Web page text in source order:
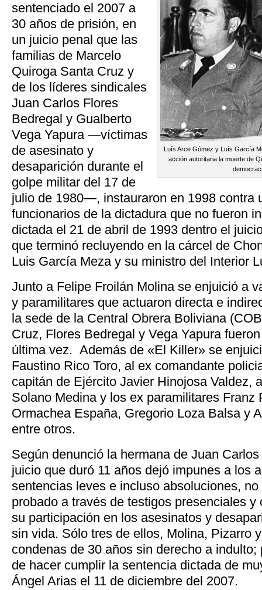
Luís Arce Gómez y Luís García
acción autoritaria la muerte de
sentenciado el 2007 a
30 años de prisión, en
un juicio penal que las
familias de Marcelo
Quiroga Santa Cruz y
de los líderes sindicales
Juan Carlos Flores
Bedregal y Gualberto
Vega Yapura —víctimas
de asesinato y
desaparición durante el
golpe militar del 17 de
julio de 1980—, instauraron en 1998 contra
funcionarios de la dictadura que no fueron
dictada el 21 de abril de 1993 dentro el
que terminó recluyendo en la cárcel de
Luis García Meza y su ministro del Interior
Junto a Felipe Froilán Molina se enjuició a
y paramilitares que actuaron directa e
la sede de la Central Obrera Boliviana
Cruz, Flores Bedregal y Vega Yapura
última vez. Además de «El Killer» se
Faustino Rico Toro, al ex comandante
capitán de Ejército Javier Hinojosa Valdez,
Solano Medina y los ex paramilitares Franz
Ormachea España, Gregorio Loza Balsa y
entre otros.
Según denunció la hermana de Juan
juicio que duró 11 años dejó impunes a los
sentencias leves e incluso absoluciones,
probado a través de testigos presenciales y
su participación en los asesinatos y
sin vida. Sólo tres de ellos, Molina, Pizarro
condenas de 30 años sin derecho a
de hacer cumplir la sentencia dictada de
Ángel Arias el 11 de diciembre del 2007.